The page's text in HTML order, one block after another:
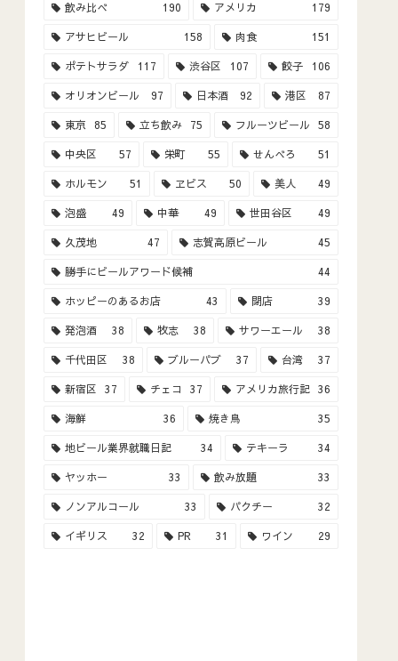
飲み比べ 190 アメリカ 179
アサヒビール 158 肉食 151
ポテトサラダ 117 渋谷区 107 餃子 106
オリオンビール 97 日本酒 92 港区 87
東京 85 立ち飲み 75 フルーツビール 58
中央区 57 栄町 55 せんべろ 51
ホルモン 51 ヱビス 50 美人 49
泡盛 49 中華 49 世田谷区 49
久茂地 47 志賀高原ビール 45
勝手にビールアワード候補 44
ホッピーのあるお店 43 閉店 39
発泡酒 38 牧志 38 サワーエール 38
千代田区 38 ブルーパブ 37 台湾 37
新宿区 37 チェコ 37 アメリカ旅行記 36
海鮮 36 焼き鳥 35
地ビール業界就職日記 34 テキーラ 34
ヤッホー 33 飲み放題 33
ノンアルコール 33 パクチー 32
イギリス 32 PR 31 ワイン 29